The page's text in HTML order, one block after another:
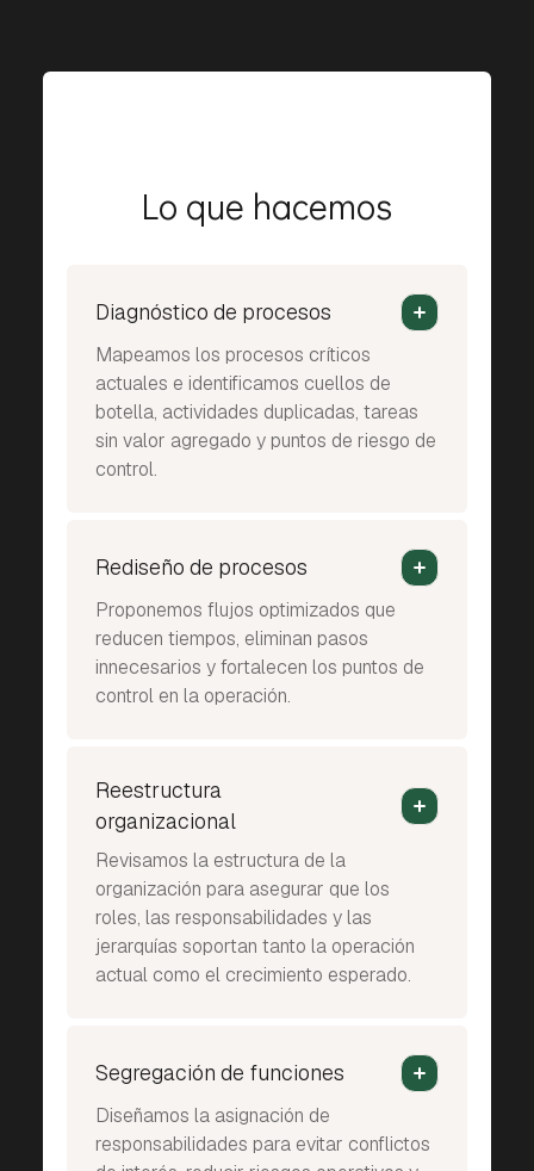
Lo que hacemos
Diagnóstico de procesos
Mapeamos los procesos críticos
actuales e identificamos cuellos de
botella, actividades duplicadas, tareas
sin valor agregado y puntos de riesgo de
control.
Rediseño de procesos
Proponemos flujos optimizados que
reducen tiempos, eliminan pasos
innecesarios y fortalecen los puntos de
control en la operación.
Reestructura
organizacional
Revisamos la estructura de la
organización para asegurar que los
roles, las responsabilidades y las
jerarquías soportan tanto la operación
actual como el crecimiento esperado.
Segregación de funciones
Diseñamos la asignación de
responsabilidades para evitar conflictos